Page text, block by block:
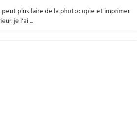
peut plus faire de la photocopie et imprimer
je l'ai ...